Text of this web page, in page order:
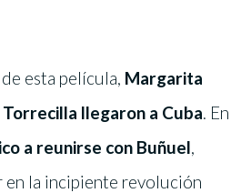
esta película, Margarita
llegaron a Cuba. En
a reunirse con Buñuel,
en la incipiente revolución